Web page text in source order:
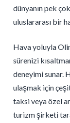
dünyanın pek
uluslararası bir
Hava yoluyla
sürenizi
deneyimi sunar.
ulaşmak için
taksi veya özel
turizm şirketi